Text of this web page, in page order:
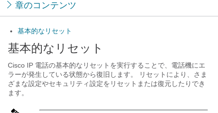
章のコンテンツ
基本的なリセット
基本的なリセット
Cisco IP 電話の基本的なリセットを実行することで、電話機にエ
ラーが発生している状態から復旧します。 リセットにより、さま
ざまな設定やセキュリティ設定をリセットまたは復元したりでき
ます。